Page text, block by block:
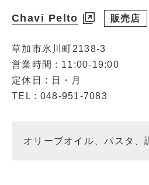
Chavi Pelto 販売店
草加市氷川町2138-3
営業時間 : 11:00-19:00
定休日 : 日・月
TEL : 048-951-7083
オリーブオイル、パスタ、